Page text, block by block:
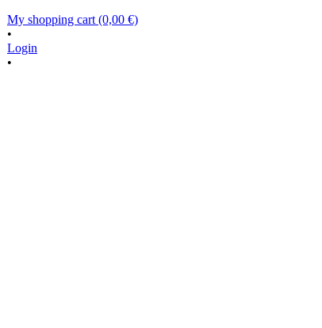
My shopping cart (0,00 €)
•
Login
•